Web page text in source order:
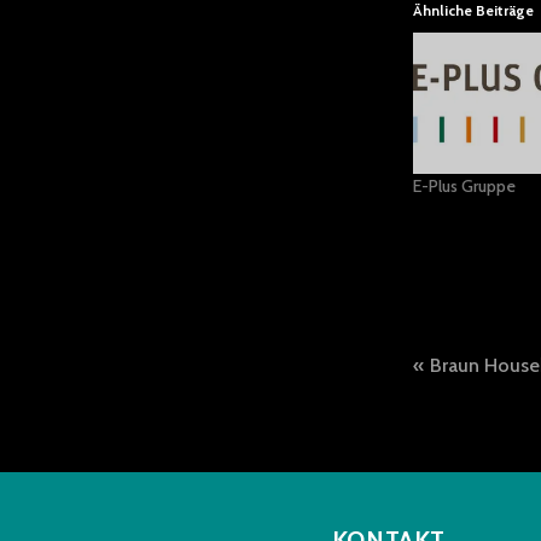
Ähnliche Beiträge
E-Plus Gruppe
Braun